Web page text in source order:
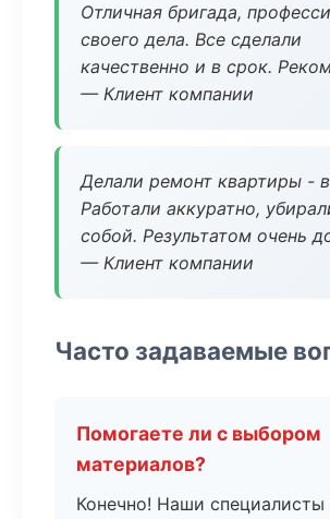
Отличная бригада,
своего дела. Все сделали
качественно и в срок.
— Клиент компании
Делали ремонт квартиры -
Работали аккуратно,
собой. Результатом очень
— Клиент компании
Часто задаваемые
Помогаете ли с выбором
материалов?
Конечно! Наши специалисты